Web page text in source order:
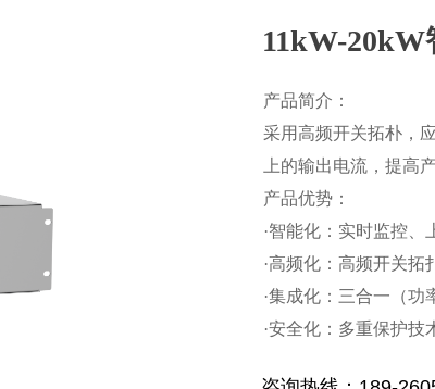
11kW-
产品简介：
采用高频开关拓朴，
上的输出电流，提高
产品优势：
·智能化：实时监控、
·高频化：高频开关拓
·集成化：三合一（功
·安全化：多重保护技